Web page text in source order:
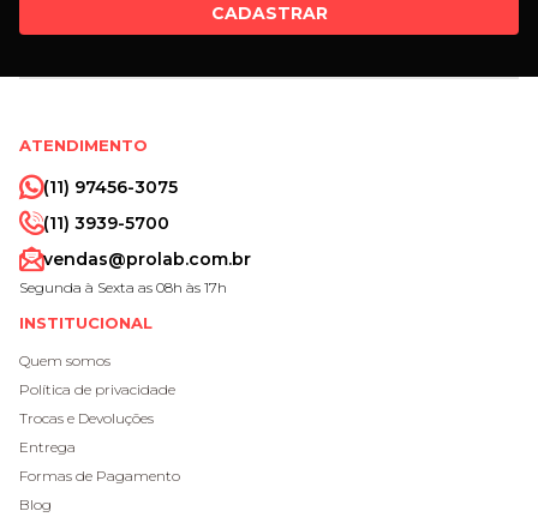
CADASTRAR
ATENDIMENTO
(11) 97456-3075
(11) 3939-5700
vendas@prolab.com.br
Segunda à Sexta as 08h às 17h
INSTITUCIONAL
Quem somos
Política de privacidade
Trocas e Devoluções
Entrega
Formas de Pagamento
Blog